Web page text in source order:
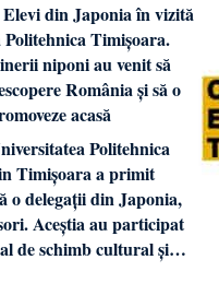
Elevi din Japonia în vizită
Politehnica Timișoara.
niponi au venit să
România și să o
acasă
Politehnica
Timișoara a primit
o delegații din Japonia,
Aceștia au participat
de schimb cultural și…